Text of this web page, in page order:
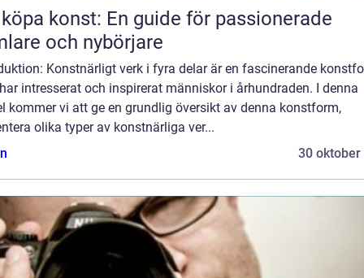
konst: En guide för passionerade
och nybörjare
Konstnärligt verk i fyra delar är en fascinerande
intresserat och inspirerat människor i århundraden. I denna
kommer vi att ge en grundlig översikt av denna konstform,
olika typer av konstnärliga ver...
30 oktober